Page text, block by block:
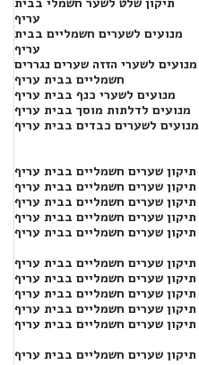
עריף
מנועים לשערים חשמליים בבית
עריף
מנועים לשערי הזזה שערים נגררים
חשמליים בבית עריף
מנועים לשערי כנף בבית עריף
מנועים לדלתות מוסך בבית עריף
מנועים לשערים כבדים בבית עריף
תיקון שערים חשמליים בבית עריף
תיקון שערים חשמליים בבית עריף
תיקון שערים חשמליים בבית עריף
תיקון שערים חשמליים בבית עריף
תיקון שערים חשמליים בבית עריף
תיקון שערים חשמליים בבית עריף
תיקון שערים חשמליים בבית עריף
תיקון שערים חשמליים בבית עריף
תיקון שערים חשמליים בבית עריף
תיקון שערים חשמליים בבית עריף
תיקון שערים חשמליים בבית עריף